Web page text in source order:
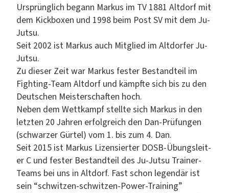
Ursprünglich begann Markus im TV 1881 Alt­dorf mit
dem Kick­box­en und 1998 beim Post SV mit dem Ju-
Jut­su.
Seit 2002 ist Markus auch Mit­glied im Alt­dor­fer Ju-
Jut­su.
Zu dieser Zeit war Markus fes­ter Bestandteil im
Fight­ing-Team Alt­dorf und kämpfte sich bis zu den
Deutschen Meis­ter­schaften hoch.
Neben dem Wet­tkampf stellte sich Markus in den
let­zten 20 Jahren erfol­gre­ich den Dan-Prü­fun­gen
(schwarz­er Gür­tel) vom 1. bis zum 4. Dan.
Seit 2015 ist Markus Lizen­siert­er DOSB-Übungsleit­
er C und fes­ter Bestandteil des Ju-Jut­su Train­er-
Teams bei uns in Alt­dorf. Fast schon leg­endär ist
sein “schwitzen-schwitzen-Pow­er-Train­ing”